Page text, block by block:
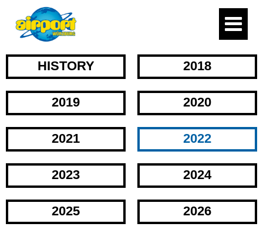
HISTORY 2018
2019 2020
2021 2022
2023 2024
2025 2026